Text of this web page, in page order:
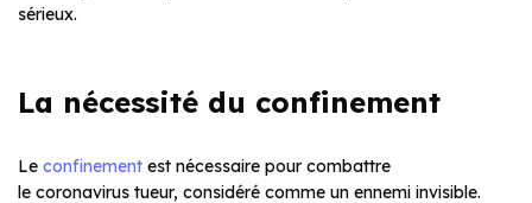
sérieux.
La nécessité du confinement
Le confinement est nécessaire pour combattre
le coronavirus tueur, considéré comme un ennemi invisible.